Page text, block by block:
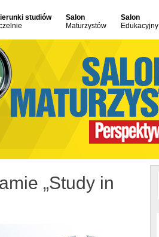
studiów
Salon
Maturzystów
Salon
Edukacyjny
„Study in